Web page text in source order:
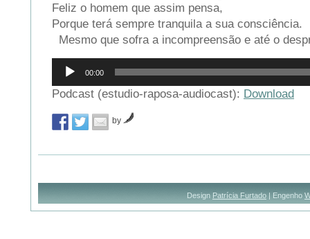
Feliz o homem que assim pensa,
Porque terá sempre tranquila a sua consciência.
Mesmo que sofra a incompreensão e até o
Reprodutor
áudio
00:00
Podcast (estudio-raposa-audiocast): Download
by
Design Patrícia Furtado | Engenho